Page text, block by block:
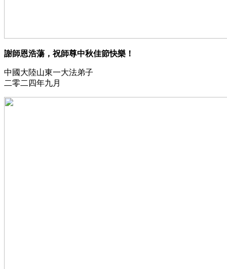
謝師恩浩蕩，祝師尊中秋佳節快樂！
中國大陸山東一大法弟子
二零二四年九月